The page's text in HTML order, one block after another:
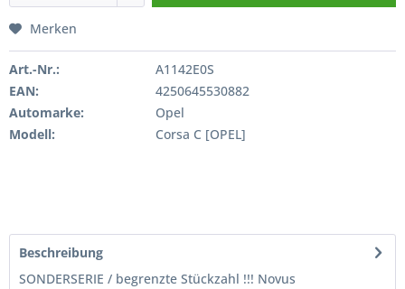
Merken
Art.-Nr.:
A1142E0S
EAN:
4250645530882
Automarke:
Opel
Modell:
Corsa C [OPEL]
Beschreibung
SONDERSERIE / begrenzte Stückzahl !!! Novus